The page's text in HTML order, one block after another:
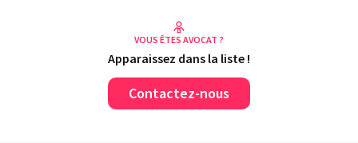
VOUS ÊTES AVOCAT ?
Apparaissez dans la liste !
Contactez-nous